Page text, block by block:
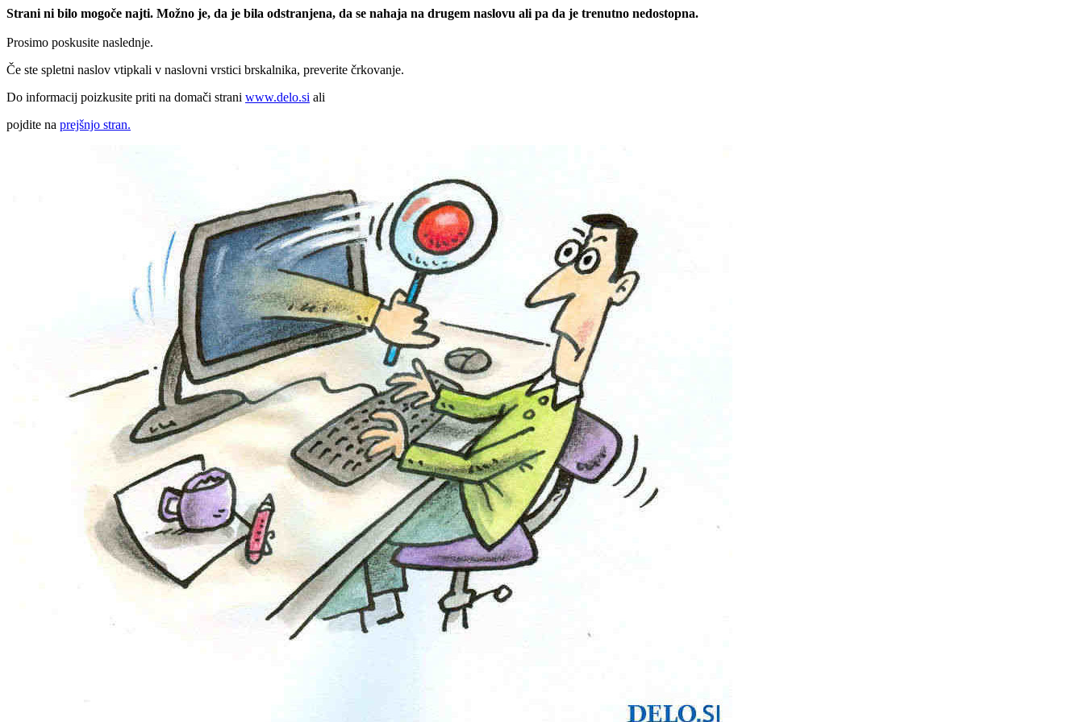
Strani ni bilo mogoče najti. Možno je, da je bila odstranjena, da se nahaja na drugem naslovu ali pa da je trenutno nedostopna.
Prosimo poskusite naslednje.
Če ste spletni naslov vtipkali v naslovni vrstici brskalnika, preverite črkovanje.
Do informacij poizkusite priti na domači strani www.delo.si ali
pojdite na prejšnjo stran.